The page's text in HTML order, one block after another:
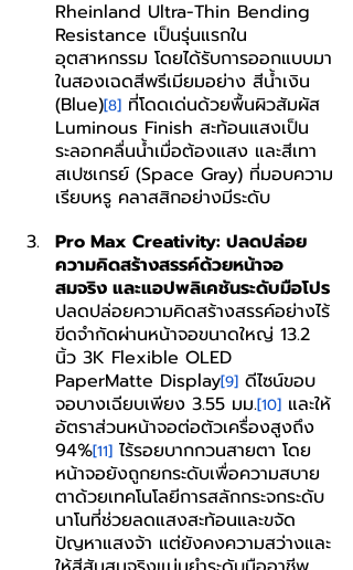
Rheinland Ultra-Thin Bending
Resistance เป็นรุ่นแรกใน
อุตสาหกรรม โดยได้รับการออกแบบมา
ในสองเฉดสีพรีเมียมอย่าง สีน้ำเงิน
(Blue)[8] ที่โดดเด่นด้วยพื้นผิวสัมผัส
Luminous Finish สะท้อนแสงเป็น
ระลอกคลื่นน้ำเมื่อต้องแสง และสีเทา
สเปซเกรย์ (Space Gray) ที่มอบความ
เรียบหรู คลาสสิกอย่างมีระดับ
Pro Max Creativity: ปลดปล่อย
ความคิดสร้างสรรค์ด้วยหน้าจอ
สมจริง และแอปพลิเคชันระดับมือโปร
ปลดปล่อยความคิดสร้างสรรค์อย่างไร้
ขีดจำกัดผ่านหน้าจอขนาดใหญ่ 13.2
นิ้ว 3K Flexible OLED
PaperMatte Display[9] ดีไซน์ขอบ
จอบางเฉียบเพียง 3.55 มม.[10] และให้
อัตราส่วนหน้าจอต่อตัวเครื่องสูงถึง
94%[11] ไร้รอยบากกวนสายตา โดย
หน้าจอยังถูกยกระดับเพื่อความสบาย
ตาด้วยเทคโนโลยีการสลักกระจกระดับ
นาโนที่ช่วยลดแสงสะท้อนและขจัด
ปัญหาแสงจ้า แต่ยังคงความสว่างและ